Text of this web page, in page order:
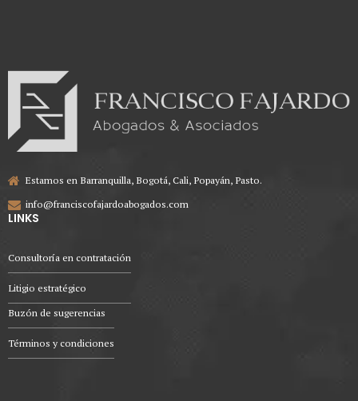
Estamos en Barranquilla, Bogotá, Cali, Popayán, Pasto.
info@franciscofajardoabogados.com
LINKS
Consultoría en contratación
Litigio estratégico
Buzón de sugerencias
Términos y condiciones